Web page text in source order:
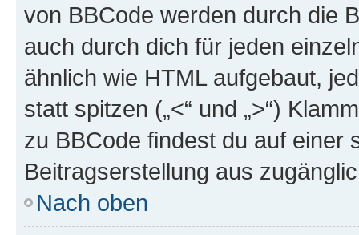
von BBCode werden durch die
auch durch dich für jeden
ähnlich wie HTML aufgebaut,
statt spitzen („<“ und „>“)
zu BBCode findest du auf einer
Beitragserstellung aus
Nach oben